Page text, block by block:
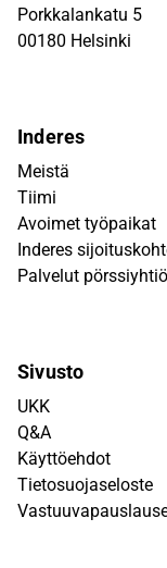
Porkkalankatu 5
00180 Helsinki
Inderes
Meistä
Tiimi
Avoimet työpaikat
Inderes
Palvelut
Sivusto
UKK
Q&A
Käyttöehdot
Tietosuojaseloste